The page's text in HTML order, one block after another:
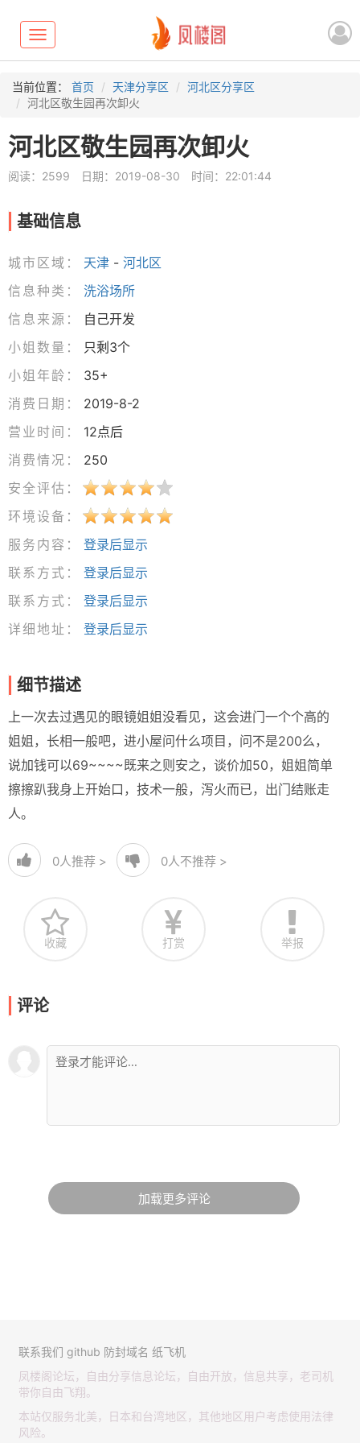
Toggle
navigation
当前位置： 首页 天津分享区
河北区分享区
河北区敬生园再次卸火
河北区敬生园再次卸火
阅读：2599 日期：2019-08-30 时间：22:01:44
基础信息
城市区域： 天津 - 河北区
信息种类：
洗浴场所
信息来源：
自己开发
小姐数量：
只剩3个
小姐年龄：
35+
消费日期：
2019-8-2
营业时间：
12点后
消费情况：
250
安全评估：
环境设备：
服务内容：
登录后显示
联系方式：
登录后显示
联系方式：
登录后显示
详细地址：
登录后显示
细节描述
上一次去过遇见的眼镜姐姐没看见，这会进门一个个高的
姐姐，长相一般吧，进小屋问什么项目，问不是200么，
说加钱可以69~~~~既来之则安之，谈价加50，姐姐简单
擦擦趴我身上开始口，技术一般，泻火而已，出门结账走
人。
0人推荐 > 0人不推荐 >
收藏 打赏 举报
评论
加载更多评论
联系我们 github 防封域名 纸飞机
凤楼阁论坛，自由分享信息论坛，自由开放，信息共享，老司机
带你自由飞翔。
本站仅服务北美，日本和台湾地区，其他地区用户考虑使用法律
风险。